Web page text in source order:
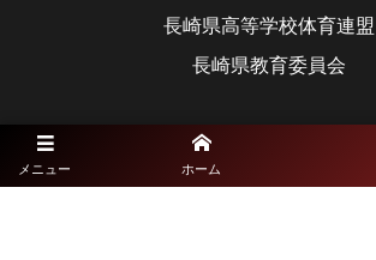
メニュー ホーム
長崎県高等学校体育連盟
長崎県教育委員会
宮崎県高等学校体育連盟